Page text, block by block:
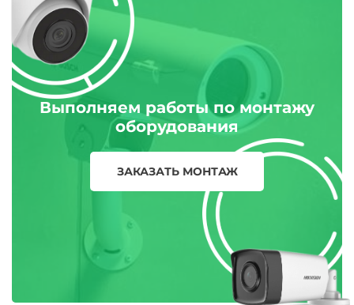
Выполняем работы по монтажу
оборудования
ЗАКАЗАТЬ МОНТАЖ